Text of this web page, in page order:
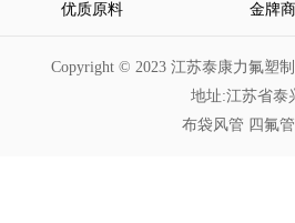
优质原料 金牌
Copyright © 2023 江苏泰康力氟塑
地址:江苏省泰
布袋风管 四氟管